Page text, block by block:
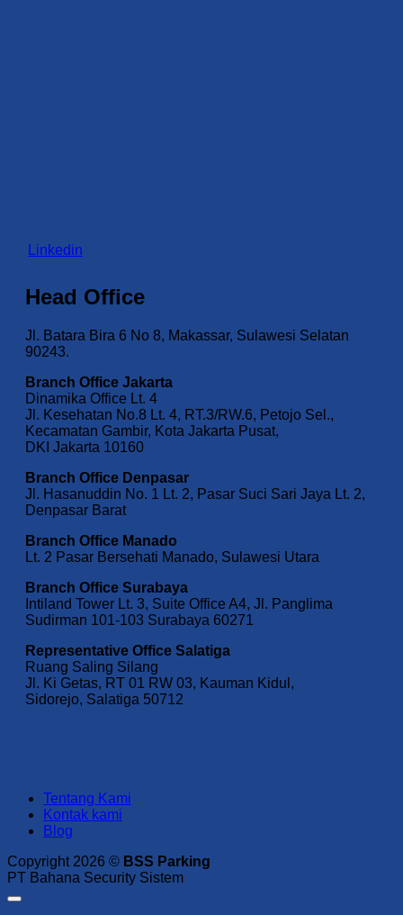
Linkedin
Head Office
Jl. Batara Bira 6 No 8, Makassar, Sulawesi Selatan
90243.
Branch Office Jakarta
Dinamika Office Lt. 4
Jl. Kesehatan No.8 Lt. 4, RT.3/RW.6, Petojo Sel.,
Kecamatan Gambir, Kota Jakarta Pusat,
DKI Jakarta 10160
Branch Office Denpasar
Jl. Hasanuddin No. 1 Lt. 2, Pasar Suci Sari Jaya Lt. 2,
Denpasar Barat
Branch Office Manado
Lt. 2 Pasar Bersehati Manado, Sulawesi Utara
Branch Office Surabaya
Intiland Tower Lt. 3, Suite Office A4, Jl. Panglima
Sudirman 101-103 Surabaya 60271
Representative Office Salatiga
Ruang Saling Silang
Jl. Ki Getas, RT 01 RW 03, Kauman Kidul,
Sidorejo, Salatiga 50712
Tentang Kami
Kontak kami
Blog
Copyright 2026 © BSS Parking
PT Bahana Security Sistem